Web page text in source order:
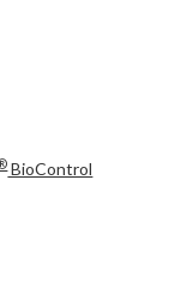
BioControl